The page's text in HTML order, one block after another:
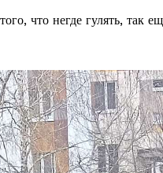
что негде гулять, так